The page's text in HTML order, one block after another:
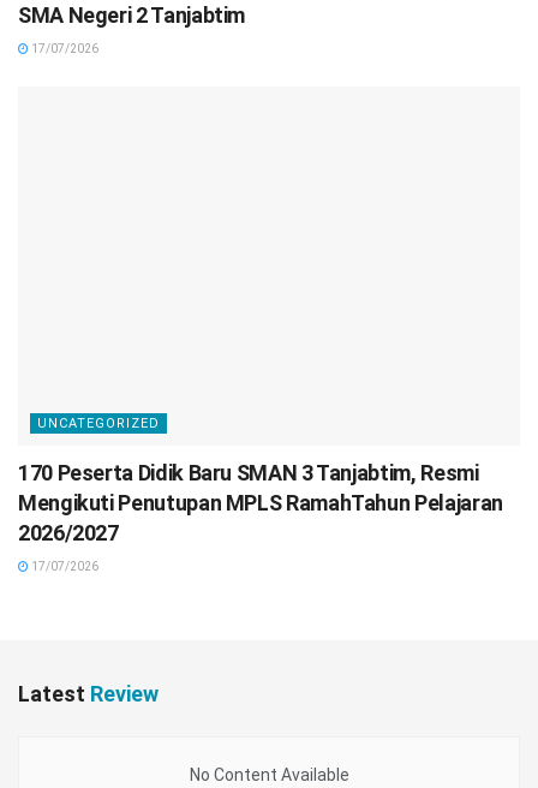
SMA Negeri 2 Tanjabtim
17/07/2026
UNCATEGORIZED
170 Peserta Didik Baru SMAN 3 Tanjabtim, Resmi
Mengikuti Penutupan MPLS RamahTahun Pelajaran
2026/2027
17/07/2026
Latest Review
No Content Available